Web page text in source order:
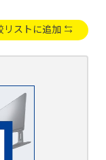
リストに追加